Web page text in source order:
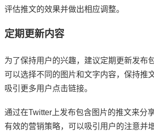
评估推文的效果并做出相应调整。
定期更新内容
为了保持用户的兴趣，建议定期更新发布
可以选择不同的图片和文字内容，保持推
吸引更多用户点击链接。
通过在Twitter上发布包含图片的推文来分
有效的营销策略，可以吸引用户的注意并